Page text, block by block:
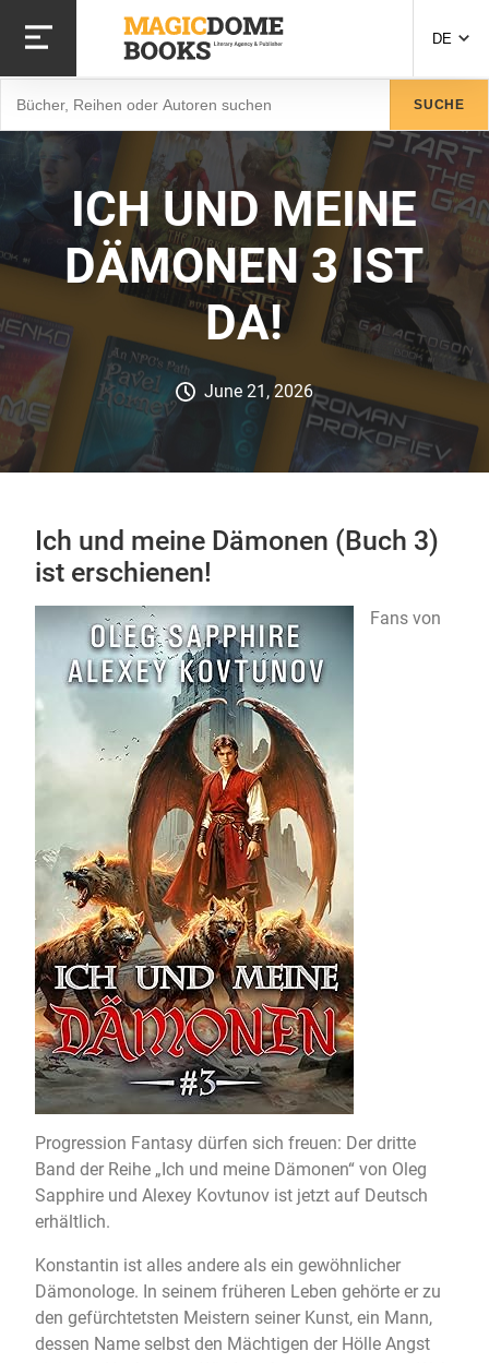
zum
Inhalt
DE
SUCHE
ICH UND MEINE
DÄMONEN 3 IST
DA!
June 21, 2026
Ich und meine Dämonen (Buch 3)
ist erschienen!
Fans von
Progression Fantasy dürfen sich freuen: Der dritte
Band der Reihe „Ich und meine Dämonen“ von Oleg
Sapphire und Alexey Kovtunov ist jetzt auf Deutsch
erhältlich.
Konstantin ist alles andere als ein gewöhnlicher
Dämonologe. In seinem früheren Leben gehörte er zu
den gefürchtetsten Meistern seiner Kunst, ein Mann,
dessen Name selbst den Mächtigen der Hölle Angst